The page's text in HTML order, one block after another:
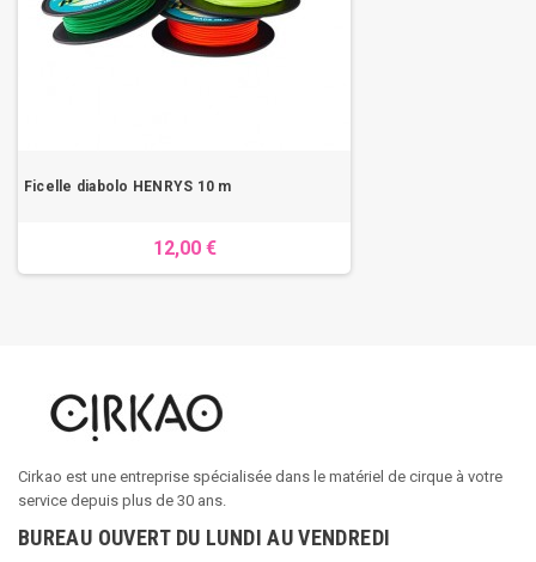
Ficelle diabolo HENRYS 10 m
12,00 €
Cirkao est une entreprise spécialisée dans le matériel de cirque à votre
service depuis plus de 30 ans.
BUREAU OUVERT DU LUNDI AU VENDREDI